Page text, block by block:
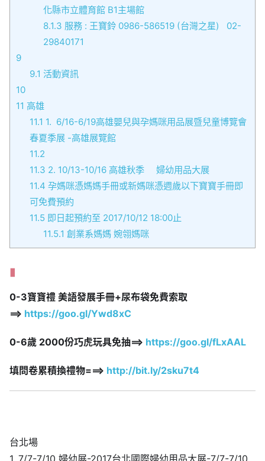
化縣市立體育館 B1主場館
8.1.3 服務 : 王寶鈴 0986-586519 (台灣之星) 02-
29840171
9
9.1 活動資訊
10
11 高雄
11.1 1. 6/16-6/19高雄嬰兒與孕媽咪用品展暨兒童博覽會
春夏季展 -高雄展覽館
11.2
11.3 2. 10/13-10/16 高雄秋季 婦幼用品大展
11.4 孕媽咪憑媽媽手冊或新媽咪憑週歲以下寶寶手冊即
可免費預約
11.5即日起預約至 2017/10/12 18:00止
11.5.1 創業系媽媽 婉翎媽咪
0-3寶寶禮 美語發展手冊+尿布袋免費索取
==> https://goo.gl/Ywd8xC
0-6歲 2000份巧虎玩具免抽==> https://goo.gl/fLxAAL
填問卷累積換禮物===> http://bit.ly/2sku7t4
台北場
1. 7/7-7/10 婦幼展-2017台北國際婦幼用品大展-7/7-7/10